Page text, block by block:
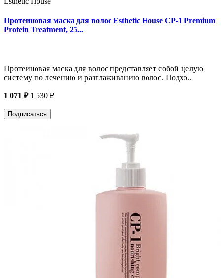
Протеиновая маска для волос Esthetic House CP-1 Premium
Protein Treatment, 25...
Протеиновая маска для волос представляет собой целую
систему по лечению и разглаживанию волос. Подхо..
1 071 ₽ 1 530 ₽
Подписаться